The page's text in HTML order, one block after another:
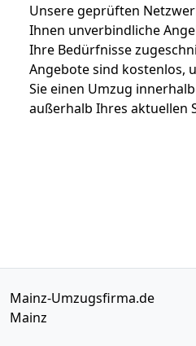
Unsere geprüften
Ihnen unverbindliche
Ihre Bedürfnisse
Angebote sind kostenlos,
Sie einen Umzug
außerhalb Ihres aktuellen
Mainz-Umzugsfirma.de
Mainz